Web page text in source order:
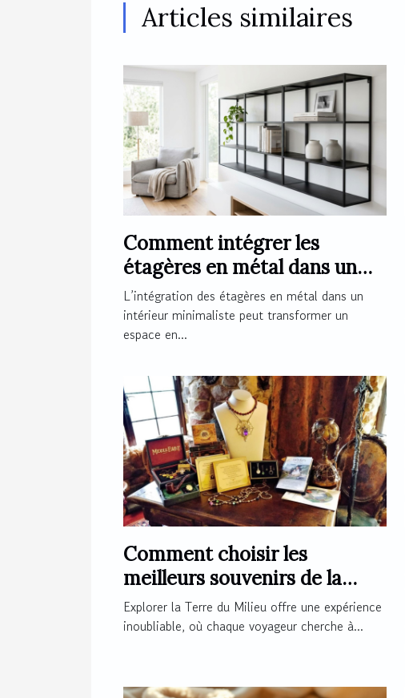
Articles similaires
Comment intégrer les
étagères en métal dans un
intérieur minimaliste ?
L’intégration des étagères en métal dans un
intérieur minimaliste peut transformer un
espace en...
Comment choisir les
meilleurs souvenirs de la
Terre du Milieu ?
Explorer la Terre du Milieu offre une expérience
inoubliable, où chaque voyageur cherche à...